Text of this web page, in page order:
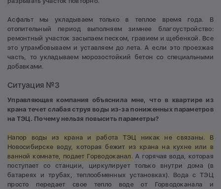
Асфальт мы укладываем только в теплое время года. В
отопительный период выполняем зимнее благоустройство:
ремонтный участок засыпаем песком, гравием и щебенкой. Все
это утрамбовываем и уставляем до лета. А если это проезжая
часть, то укладываем морозостойкий бетон со специальными
добавками.
Ситуация №3
Управляющая компания объяснила мне, что в квартире из
крана течет слабая струя воды из-за пониженных параметров
на ТЭЦ. Почему нельзя повысить параметры?
Напор воды из крана и работа ТЭЦ никак не связаны. В
Новосибирске воду, которая бежит из крана на кухне или в
ванной комнате, подает Горводоканал.А горячая вода, которая
поступает со станции, циркулирует только внутри дома (в
батареях и трубах, теплообменных установках). Вода с ТЭЦ
просто передает свое тепло воде от Горводоканала и